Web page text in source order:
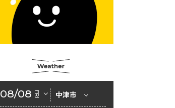
2026年6月10日 令和８年経済
センサス-活動調査
2026年6月9日 令和８年第３
回定例会「一般質問一覧表」
2026年6月5日 新婚世帯の家
2026年6月2日 戸籍に氏名の
振り仮名が記載されます
08/08 FRI 中津市